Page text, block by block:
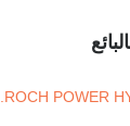
ROCH POWER